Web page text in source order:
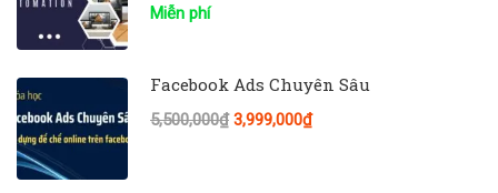
Miễn phí
Facebook Ads Chuyên Sâu
5,500,000₫3,999,000₫